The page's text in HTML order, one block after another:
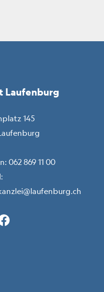
Laufenburg
145
062 869 11 00
(icon: c-
Facebook (icon: c-
LinkedIn (icon: c-